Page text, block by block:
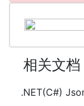
相关文档